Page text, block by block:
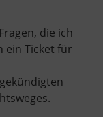
die ich
ein Ticket für